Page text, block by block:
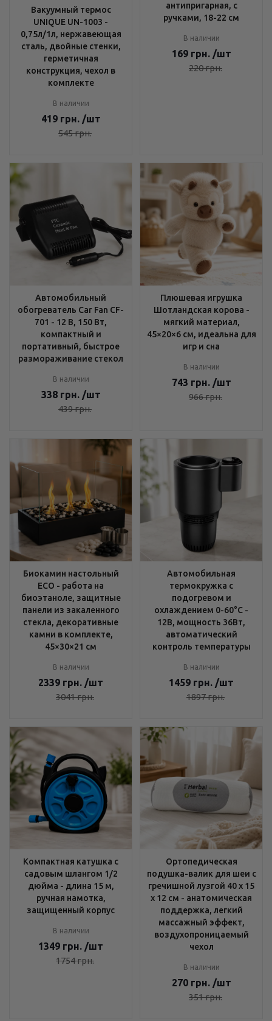
Вакуумный термос
UNIQUE UN-1003 -
0,75л/1л, нержавеющая
сталь, двойные стенки,
герметичная
конструкция, чехол в
комплекте
В наличии
419 грн. /шт
545грн.
антипригарная, с
ручками, 18-22 см
В наличии
169 грн. /шт
220грн.
Автомобильный
обогреватель Car Fan CF-
701 - 12 В, 150 Вт,
компактный и
портативный, быстрое
размораживание стекол
В наличии
338 грн. /шт
439грн.
Плюшевая игрушка
Шотландская корова -
мягкий материал,
45×20×6 см, идеальна для
игр и сна
В наличии
743 грн. /шт
966грн.
Биокамин настольный
ECO - работа на
биоэтаноле, защитные
панели из закаленного
стекла, декоративные
камни в комплекте,
45×30×21 см
В наличии
2339 грн. /шт
3041грн.
Автомобильная
термокружка с
подогревом и
охлаждением 0-60°C -
12В, мощность 36Вт,
автоматический
контроль температуры
В наличии
1459 грн. /шт
1897грн.
Компактная катушка с
садовым шлангом 1/2
дюйма - длина 15 м,
ручная намотка,
защищенный корпус
В наличии
1349 грн. /шт
1754грн.
Ортопедическая
подушка-валик для шеи с
гречишной лузгой 40 х 15
х 12 см - анатомическая
поддержка, легкий
массажный эффект,
воздухопроницаемый
чехол
В наличии
270 грн. /шт
351грн.